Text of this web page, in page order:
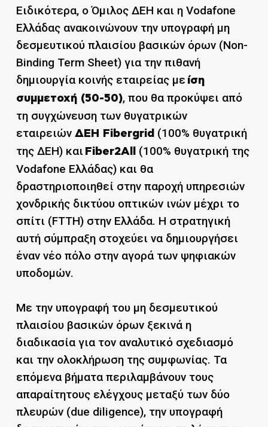
Ειδικότερα, ο Όμιλος ΔΕΗ και η Vodafone
Ελλάδας ανακοινώνουν την υπογραφή μη
δεσμευτικού πλαισίου βασικών όρων (Non-
Binding Term Sheet) για την πιθανή
δημιουργία κοινής εταιρείας με ίση
συμμετοχή (50-50), που θα προκύψει από
τη συγχώνευση των θυγατρικών
εταιρειών ΔΕΗ Fibergrid (100% θυγατρική
της ΔΕΗ) καιFiber2All (100% θυγατρική της
Vodafone Ελλάδας) και θα
δραστηριοποιηθεί στην παροχή υπηρεσιών
χονδρικής δικτύου οπτικών ινών μέχρι το
σπίτι (FTTH) στην Ελλάδα. Η στρατηγική
αυτή σύμπραξη στοχεύει να δημιουργήσει
έναν νέο πόλο στην αγορά των ψηφιακών
υποδομών.
Με την υπογραφή του μη δεσμευτικού
πλαισίου βασικών όρων ξεκινά η
διαδικασία για τον αναλυτικό σχεδιασμό
και την ολοκλήρωση της συμφωνίας. Τα
επόμενα βήματα περιλαμβάνουν τους
απαραίτητους ελέγχους μεταξύ των δύο
πλευρών (due diligence), την υπογραφή